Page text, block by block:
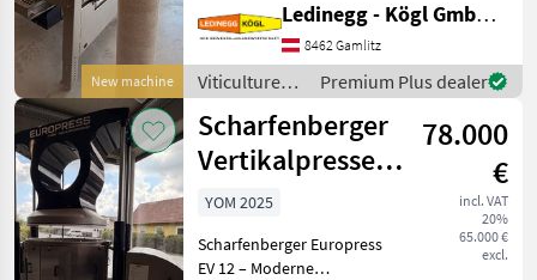
New machine
Quetschwalze – Präzision
und Flexibilität für die
Traubenverarbeitung -
Vorführmaschine
Beschreibung:
Ledinegg - Kögl GmbH - Obst- und Weinbautechnik
8462 Gamlitz
Viticulture
equipment /
Scharfenberger
Premium Plus dealer
Scharfenberger
Vertikalpresse
EV 12
78.000
€
incl. VAT
20%
65.000 €
excl.
YOM 2025
Scharfenberger Europress
EV 12 – Moderne